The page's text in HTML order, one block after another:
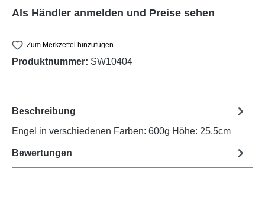
Als Händler anmelden und Preise sehen
Zum Merkzettel hinzufügen
Produktnummer: SW10404
Beschreibung
Engel in verschiedenen Farben: 600g Höhe: 25,5cm
Bewertungen